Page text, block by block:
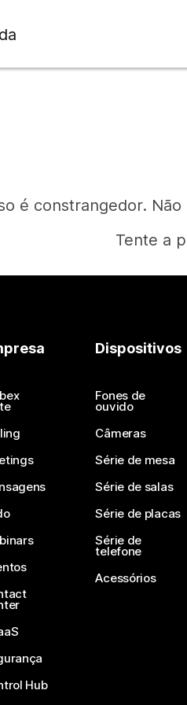
é constrangedor.
Tente a
Hub
Dispositivos
Fones de
ouvido
Câmeras
Série de mesa
Série de salas
Série de placas
Série de
telefone
Acessórios